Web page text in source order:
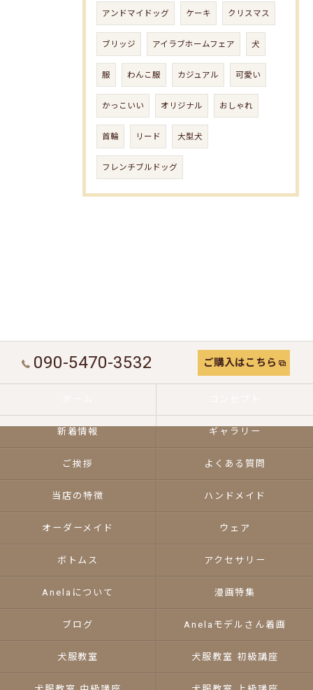
アンドマイドッグ ケーキ クリスマス
ブリッジ アイラブホームフェア 犬
服 わんこ服 カジュアル 可愛い
かっこいい オリジナル おしゃれ
首輪 リード 大型犬
フレンチブルドッグ
090-5470-3532 ご購入はこちら
新着情報 ギャラリー
ご挨拶 よくある質問
当店の特徴 ハンドメイド
オーダーメイド ウェア
ボトムス アクセサリー
Anelaについて 漫画特集
ブログ Anelaモデルさん着画
犬服教室 犬服教室 初級講座